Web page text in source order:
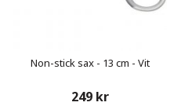
Non-stick sax - 13 cm - Vit
249 kr